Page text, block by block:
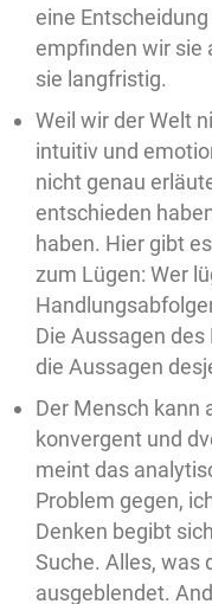
eine
empfinden wir sie
sie langfristig.
Weil wir der Welt
intuitiv und
nicht genau
entschieden
haben. Hier gibt
zum Lügen: Wer
Die Aussagen
die Aussagen
Der Mensch kann
konvergent und
meint das
Problem gegen,
Denken begibt
Suche. Alles, was
ausgeblendet.